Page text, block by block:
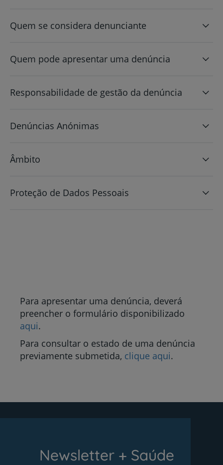
Quem se considera denunciante
Quem pode apresentar uma denúncia
Responsabilidade de gestão da denúncia
Denúncias Anónimas
Âmbito
Proteção de Dados Pessoais
Para apresentar uma denúncia, deverá
preencher o formulário disponibilizado
aqui.
Para consultar o estado de uma denúncia
previamente submetida, clique aqui.
Newsletter + Saúde